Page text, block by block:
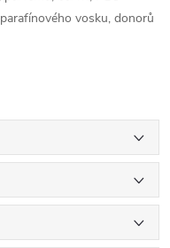
vosku, donorů